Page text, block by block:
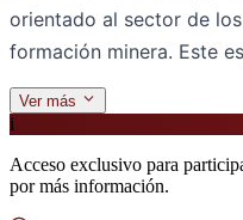
orientado al sector de
formación minera. Este
Ver más
i
Acceso exclusivo para
por más información.